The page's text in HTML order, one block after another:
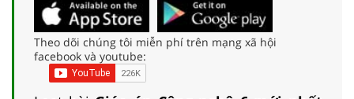
Theo dõi chúng tôi miễn phí trên mạng xã hội
facebook và youtube: